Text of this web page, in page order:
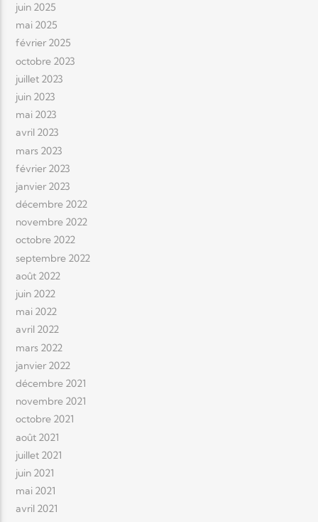
juin 2025
mai 2025
février 2025
octobre 2023
juillet 2023
juin 2023
mai 2023
avril 2023
mars 2023
février 2023
janvier 2023
décembre 2022
novembre 2022
octobre 2022
septembre 2022
août 2022
juin 2022
mai 2022
avril 2022
mars 2022
janvier 2022
décembre 2021
novembre 2021
octobre 2021
août 2021
juillet 2021
juin 2021
mai 2021
avril 2021